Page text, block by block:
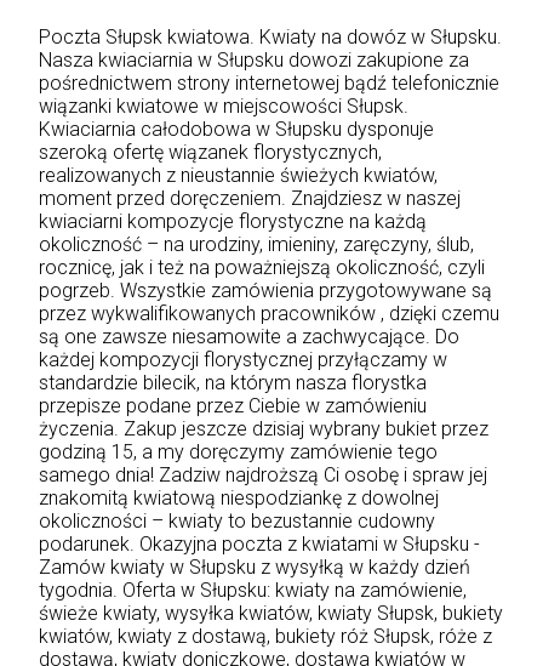
Poczta Słupsk kwiatowa. Kwiaty na dowóz w Słupsku.
Nasza kwiaciarnia w Słupsku dowozi zakupione za
pośrednictwem strony internetowej bądź telefonicznie
wiązanki kwiatowe w miejscowości Słupsk.
Kwiaciarnia całodobowa w Słupsku dysponuje
szeroką ofertę wiązanek florystycznych,
realizowanych z nieustannie świeżych kwiatów,
moment przed doręczeniem. Znajdziesz w naszej
kwiaciarni kompozycje florystyczne na każdą
okoliczność – na urodziny, imieniny, zaręczyny, ślub,
rocznicę, jak i też na poważniejszą okoliczność, czyli
pogrzeb. Wszystkie zamówienia przygotowywane są
przez wykwalifikowanych pracowników , dzięki czemu
są one zawsze niesamowite a zachwycające. Do
każdej kompozycji florystycznej przyłączamy w
standardzie bilecik, na którym nasza florystka
przepisze podane przez Ciebie w zamówieniu
życzenia. Zakup jeszcze dzisiaj wybrany bukiet przez
godziną 15, a my doręczymy zamówienie tego
samego dnia! Zadziw najdroższą Ci osobę i spraw jej
znakomitą kwiatową niespodziankę z dowolnej
okoliczności – kwiaty to bezustannie cudowny
podarunek. Okazyjna poczta z kwiatami w Słupsku -
Zamów kwiaty w Słupsku z wysyłką w każdy dzień
tygodnia. Oferta w Słupsku: kwiaty na zamówienie,
świeże kwiaty, wysyłka kwiatów, kwiaty Słupsk, bukiety
kwiatów, kwiaty z dostawą, bukiety róż Słupsk, róże z
dostawą, kwiaty doniczkowe, dostawa kwiatów w